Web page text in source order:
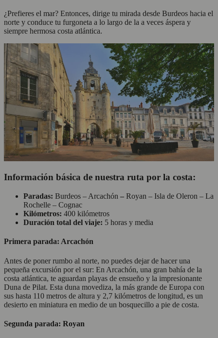
¿Prefieres el mar? Entonces, dirige tu mirada desde Burdeos hacia el
norte y conduce tu furgoneta a lo largo de la a veces áspera y
siempre hermosa costa atlántica.
Información básica de nuestra ruta por la costa:
Paradas: Burdeos – Arcachón – Royan – Isla de Oleron – La
Rochelle – Cognac
Kilómetros: 400 kilómetros
Duración total del viaje: 5 horas y media
Primera parada: Arcachón
Antes de poner rumbo al norte, no puedes dejar de hacer una
pequeña excursión por el sur: En Arcachón, una gran bahía de la
costa atlántica, te aguardan playas de ensueño y la impresionante
Duna de Pilat. Esta duna movediza, la más grande de Europa con
sus hasta 110 metros de altura y 2,7 kilómetros de longitud, es un
desierto en miniatura en medio de un bosquecillo a pie de costa.
Segunda parada: Royan